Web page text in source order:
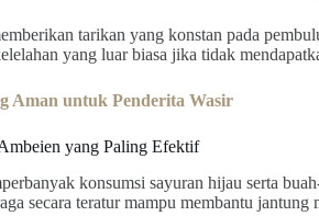
tarikan yang konstan pada
yang luar biasa jika tidak
Aman untuk Penderita Wasir
yang Paling Efektif
konsumsi sayuran hijau serta
secara teratur mampu membantu